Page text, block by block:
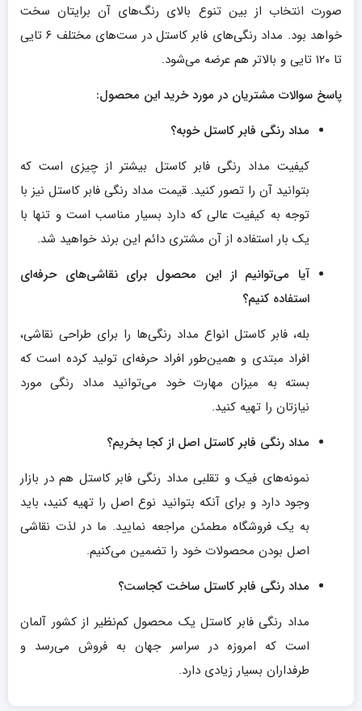
صورت انتخاب از بین تنوع بالای رنگ‌های آن برایتان سخت
خواهد بود. مداد رنگی‌های فابر کاستل در ست‌های مختلف ۶ تایی
تا ۱۲۰ تایی و بالاتر هم عرضه می‌شود.
پاسخ سوالات مشتریان در مورد خرید این محصول:
مداد رنگی فابر کاستل خوبه؟
کیفیت مداد رنگی فابر کاستل بیشتر از چیزی است که
بتوانید آن را تصور کنید. قیمت مداد رنگی فابر کاستل نیز با
توجه به کیفیت عالی که دارد بسیار مناسب است و تنها با
یک بار استفاده از آن مشتری دائم این برند خواهید شد.
آیا می‌توانیم از این محصول برای نقاشی‌های حرفه‌ای
استفاده کنیم؟
بله، فابر کاستل انواع مداد رنگی‌ها را برای طراحی نقاشی،
افراد مبتدی و همین‌طور افراد حرفه‌ای تولید کرده است که
بسته به میزان مهارت خود می‌توانید مداد رنگی مورد
نیازتان را تهیه کنید.
مداد رنگی فابر کاستل اصل از کجا بخریم؟
نمونه‌های فیک و تقلبی مداد رنگی فابر کاستل هم در بازار
وجود دارد و برای آنکه بتوانید نوع اصل را تهیه کنید، باید
به یک فروشگاه مطمئن مراجعه نمایید. ما در لذت نقاشی
اصل بودن محصولات خود را تضمین می‌کنیم.
مداد رنگی فابر کاستل ساخت کجاست؟
مداد رنگی فابر کاستل یک محصول کم‌نظیر از کشور آلمان
است که امروزه در سراسر جهان به فروش می‌رسد و
طرفداران بسیار زیادی دارد.